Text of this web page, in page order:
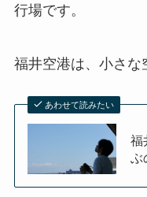
行場です。
福井空港は、小さな
あわせて読みたい
福
ぶ